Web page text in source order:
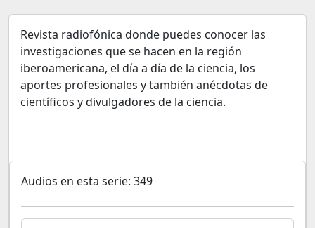
Revista radiofónica donde puedes conocer las
investigaciones que se hacen en la región
iberoamericana, el día a día de la ciencia, los
aportes profesionales y también anécdotas de
científicos y divulgadores de la ciencia.
Audios en esta serie: 349